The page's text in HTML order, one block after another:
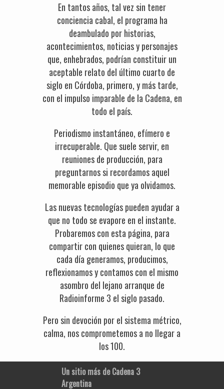
En tantos años, tal vez sin tener
conciencia cabal, el programa ha
deambulado por historias,
acontecimientos, noticias y personajes
que, enhebrados, podrían constituir un
aceptable relato del último cuarto de
siglo en Córdoba, primero, y más tarde,
con el impulso imparable de la Cadena, en
todo el país.
Periodismo instantáneo, efímero e
irrecuperable. Que suele servir, en
reuniones de producción, para
preguntarnos si recordamos aquel
memorable episodio que ya olvidamos.
Las nuevas tecnologías pueden ayudar a
que no todo se evapore en el instante.
Probaremos con esta página, para
compartir con quienes quieran, lo que
cada día generamos, producimos,
reflexionamos y contamos con el mismo
asombro del lejano arranque de
Radioinforme 3 el siglo pasado.
Pero sin devoción por el sistema métrico,
calma, nos comprometemos a no llegar a
los 100.
Un sitio más de Cadena 3
Argentina